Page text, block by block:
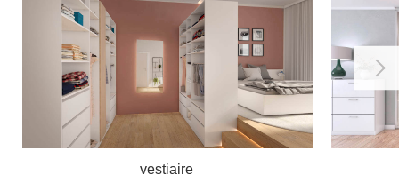
vestiaire